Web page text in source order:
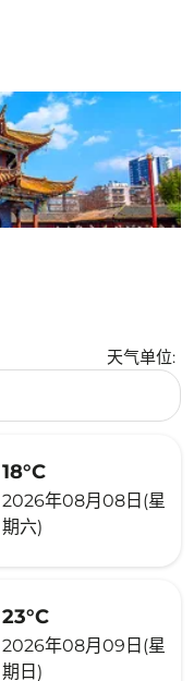
天气单位:
18°C
2026年08月08日(星
期六)
23°C
2026年08月09日(星
期日)